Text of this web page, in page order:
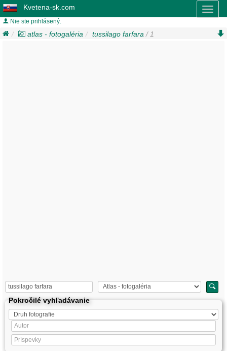
Kvetena-sk.com
Nie ste prihlásený.
atlas - fotogaléria tussilago farfara / 1
Pokročilé vyhľadávanie